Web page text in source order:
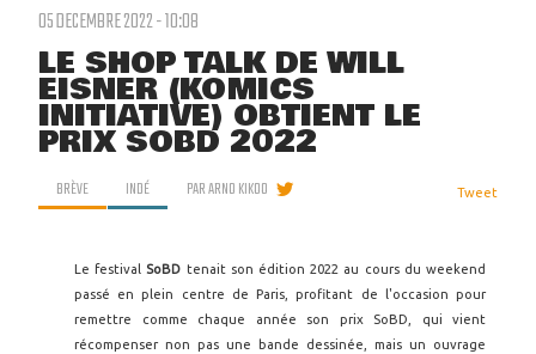
05 DECEMBRE 2022 - 10:08
LE SHOP TALK DE WILL
EISNER (KOMICS
INITIATIVE) OBTIENT LE
PRIX SOBD 2022
BRÈVE INDÉ PARARNO KIKOO Tweet
Le festival SoBD tenait son édition 2022 au cours du weekend
passé en plein centre de Paris, profitant de l'occasion pour
remettre comme chaque année son prix SoBD, qui vient
récompenser non pas une bande dessinée, mais un ouvrage